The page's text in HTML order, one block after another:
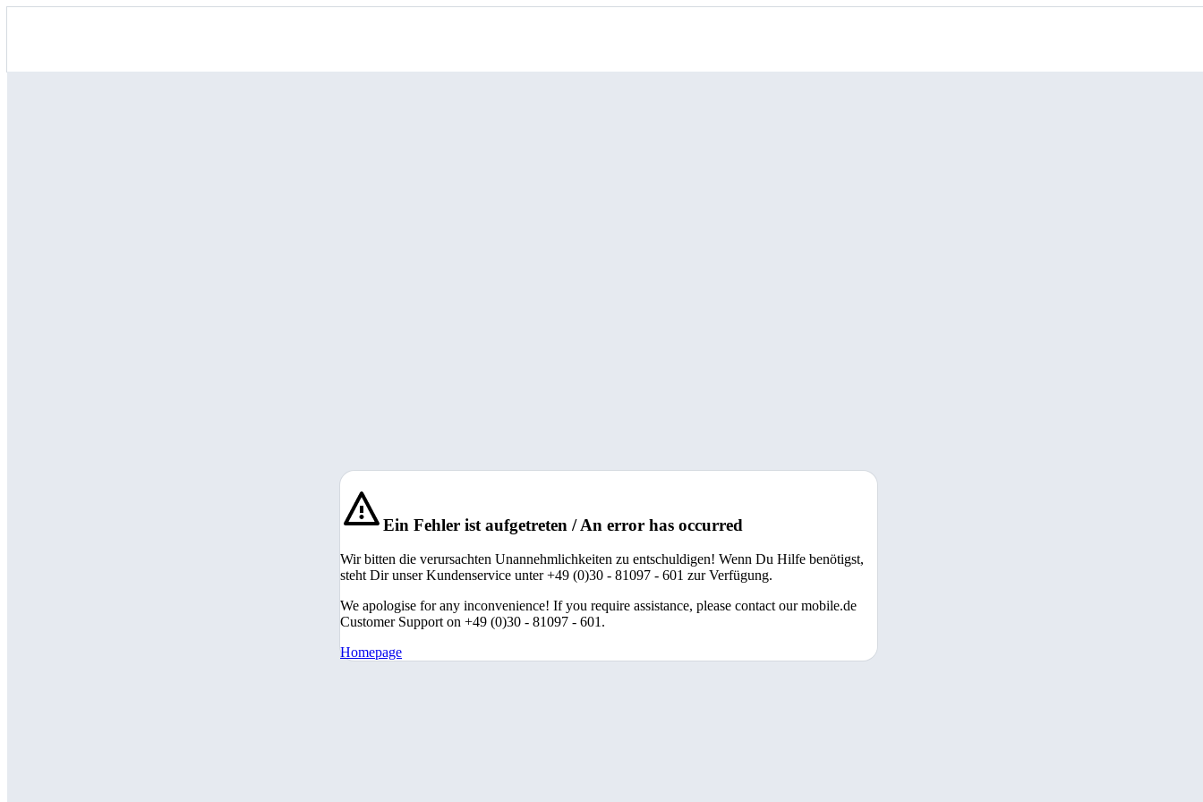
Ein Fehler ist aufgetreten / An error has occurred
Wir bitten die verursachten Unannehmlichkeiten zu entschuldigen! Wenn Du Hilfe benötigst,
steht Dir unser Kundenservice unter +49 (0)30 - 81097 - 601 zur Verfügung.
We apologise for any inconvenience! If you require assistance, please contact our mobile.de
Customer Support on +49 (0)30 - 81097 - 601.
Homepage